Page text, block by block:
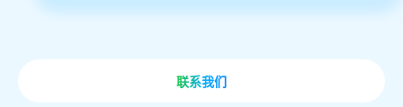
联系我们